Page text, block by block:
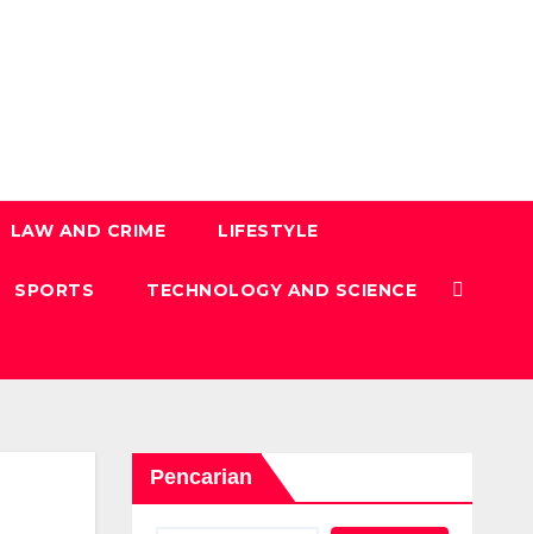
LAW AND CRIME LIFESTYLE
SPORTS TECHNOLOGY AND SCIENCE
Pencarian